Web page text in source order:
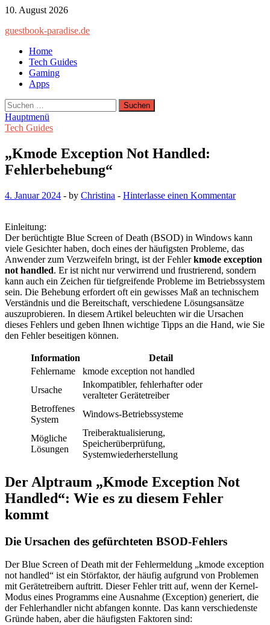
Zum
springen
10. August 2026
guestbook-paradise.de
Home
Tech Guides
Gaming
Apps
Suchen
nach:
Hauptmenü
Tech Guides
„Kmode Exception Not Handled:
Fehlerbehebung“
4. Januar 2024 - by Christina - Hinterlasse einen Kommentar
Einleitung:
Der berüchtigte Blue Screen of Death (BSOD) in Windows kann
viele Gesichter haben, doch eines der häufigsten Probleme, das
Anwender zum Verzweifeln bringt, ist der Fehlerkmode exception
not handled. Er ist nicht nur verwirrend und frustrierend, sondern
kann auch ein Zeichen für tiefgreifende Probleme im Betriebssystem
sein. Die Behebung erfordert oft ein gewisses Maß an technischem
Verständnis und die Bereitschaft, verschiedene Lösungsansätze
auszuprobieren. In diesem Artikel beleuchten wir die Ursachen
dieses Fehlers und geben Ihnen wichtige Tipps an die Hand, wie Sie
den Fehler beseitigen können.
Information
Detail
Fehlername
kmode exception not handled
Ursache
Inkompatibler, fehlerhafter oder
veralteter Gerätetreiber
Betroffenes
System
Windows-Betriebssysteme
Mögliche
Lösungen
Treiberaktualisierung,
Speicherüberprüfung,
Systemwiederherstellung
Der Alptraum „Kmode Exception Not
Handled“: Wie es zu diesem Fehler
kommt
Die Ursachen des gefürchteten BSOD-Fehlers
Der Blue Screen of Death mit der Fehlermeldung „kmode exception
not handled“ ist ein Störfaktor, der häufig aufgrund von Problemen
mit Gerätetreibern auftritt. Dieser Fehler tritt auf, wenn der Kernel-
Modus eines Programms eine Ausnahme (Exception) generiert, die
der Fehlerhandler nicht abfangen konnte. Das kann verschiedenste
Gründe haben, aber die häufigsten Faktoren sind: